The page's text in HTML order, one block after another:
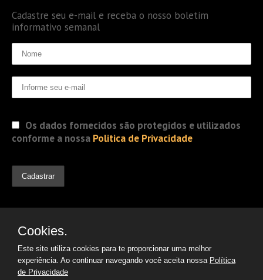
Cadastre seu e-mail e receba o nosso boletim
informativo semanal
Os dados fornecidos são protegidos e utilizados
conforme a nossa Politica de Privacidade
Cookies.
Este site utiliza cookies para te proporcionar uma melhor
experiência. Ao continuar navegando você aceita nossa Política
de Privacidade